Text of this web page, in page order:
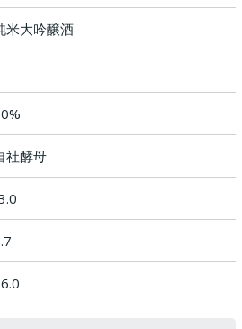
米大吟醸酒
社酵母